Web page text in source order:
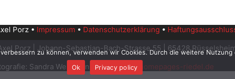
Porz • Impressum • Datenschutzerklärung •
Porz | Johann-Sebastian-Bach-Strasse 55 | 65428
Sandra Wellmann | WebDesign: homepages-riedel.de
zu können, verwenden wir Cookies. Durch die weitere
Ok
Privacy policy